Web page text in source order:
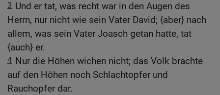
3 Und er tat, was recht war in den Augen des
Herrn, nur nicht wie sein Vater David; {aber} nach
allem, was sein Vater Joasch getan hatte, tat
{auch} er.
4 Nur die Höhen wichen nicht; das Volk brachte
auf den Höhen noch Schlachtopfer und
Rauchopfer dar.